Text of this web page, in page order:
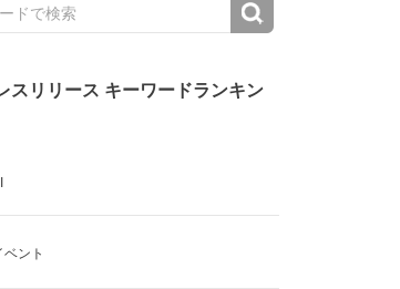
スリリース キーワードランキン
ベント